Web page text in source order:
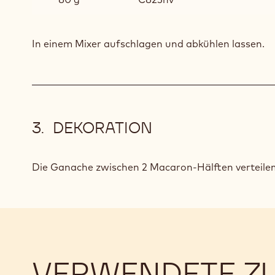
In einem Mixer aufschlagen und abkühlen lassen.
DEKORATION
Die Ganache zwischen 2 Macaron-Hälften